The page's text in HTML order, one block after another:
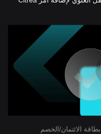
الائتمان/الخصم